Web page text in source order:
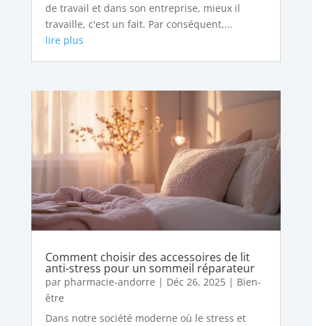
de travail et dans son entreprise, mieux il
travaille, c'est un fait. Par conséquent,...
lire plus
Comment choisir des accessoires de lit
anti-stress pour un sommeil réparateur
par pharmacie-andorre | Déc 26, 2025| Bien-
être
Dans notre société moderne où le stress et